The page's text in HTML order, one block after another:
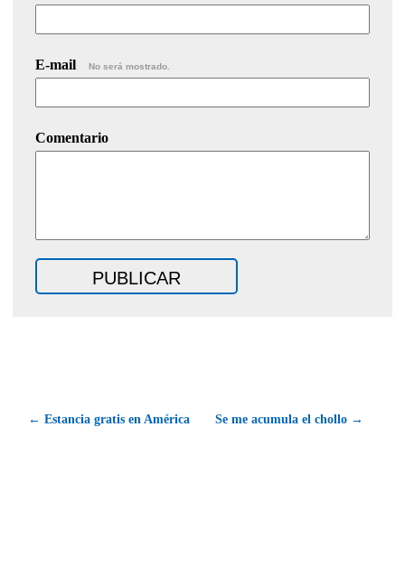
E-mail No será mostrado.
Comentario
← Estancia gratis en América Se me acumula el chollo →